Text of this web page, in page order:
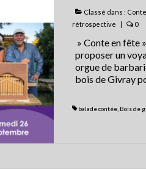
Classé dans :
rétrospective
| 0
» Conte en fête
proposer un
orgue de
bois de Givray
balade contée, Bois de